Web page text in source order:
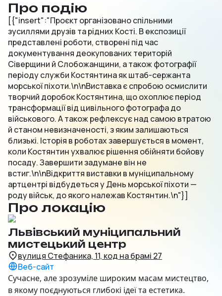
Про подію
[{"insert":"Проєкт організовано спільними
зусиллями друзів та рідних Кості. В експозиції
представлені роботи, створені під час
документування деокупованих територій
Сіверщини й Слобожанщини, а також фотографії
періоду служби Костянтина як штаб-сержанта
морської піхоти.\n\nВиставка є спробою осмислити
творчий доробок Костянтина, що охоплює період
трансформації від цивільного фотографа до
військового. А також рефлексує над самою втратою
й станом невизначеності, з яким залишаються
близькі. Історія в роботах завершується в момент,
коли Костянтин ухвалює рішення обійняти бойову
посаду. Завершити задумане він не
встиг.\n\nВідкриття виставки в муніципальному
артцентрі відбудеться у День морської піхоти —
роду військ, до якого належав Костянтин.\n"}]
Про локацію
Львівський муніципальний
мистецький центр
вулиця Стефаника, 11, код на брамі 27
Веб-сайт
Сучасне, але зрозуміле широким масам мистецтво,
в якому поєднуються глибокі ідеї та естетика.